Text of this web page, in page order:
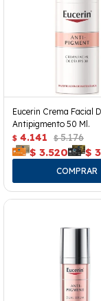
Eucerin Crema Facial
Antipigmento 50 Ml.
$ 4.141 $ 5.176
$ 3.520 $